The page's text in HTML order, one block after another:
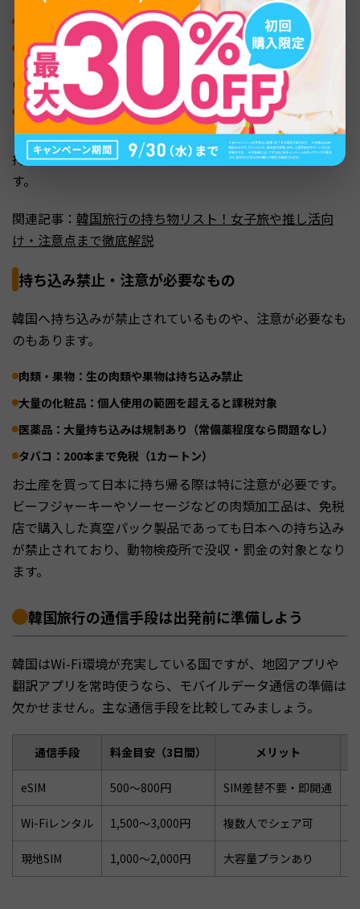
ウェットティッシュ：屋台グルメを食べるときに便利
常備薬
：胃腸薬や酔い止め。韓国の薬局では日本語が通じないことが多
い
ネックピロー
：LCCは座席が狭いため、長時間のフライトに備えて
持ち物の詳細は以下の記事でさらに詳しくまとめていま
す。
関連記事： 韓国旅行の持ち物リスト！女子旅や推し活向
け・注意点まで徹底解説
持ち込み禁止・注意が必要なもの
韓国へ持ち込みが禁止されているものや、注意が必要なも
のもあります。
肉類・果物 ：生の肉類や果物は持ち込み禁止
大量の化粧品 ：個人使用の範囲を超えると課税対象
医薬品 ：大量持ち込みは規制あり（常備薬程度なら問題なし）
タバコ ：200本まで免税（1カートン）
お土産を買って日本に持ち帰る際は特に注意が必要です。
ビーフジャーキーやソーセージなどの肉類加工品は、免税
店で購入した真空パック製品であっても日本への持ち込み
が禁止されており、動物検疫所で没収・罰金の対象となり
ます。
韓国旅行の通信手段は出発前に準備しよう
韓国はWi-Fi環境が充実している国ですが、地図アプリや
翻訳アプリを常時使うなら、モバイルデータ通信の準備は
欠かせません。主な通信手段を比較してみましょう。
通信手段 料金目安（3日間） メリット
eSIM 500〜800円 SIM差替不要・即開通
Wi-Fiレンタル 1,500〜3,000円 複数人でシェア可
現地SIM 1,000〜2,000円 大容量プランあり